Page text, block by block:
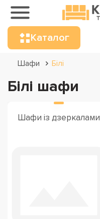
Каталог
Шафи Білі
Білі шафи
Шафи із дзеркалами